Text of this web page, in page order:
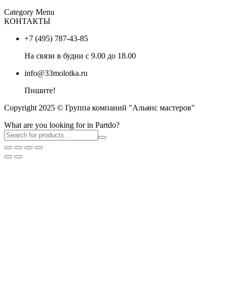
Category Menu
КОНТАКТЫ
+7 (495) 787-43-85
На связи в будни с 9.00 до 18.00
info@33molotka.ru
Пишите!
Copyright 2025 © Группа компаний "Альянс мастеров"
What are you looking for in Partdo?